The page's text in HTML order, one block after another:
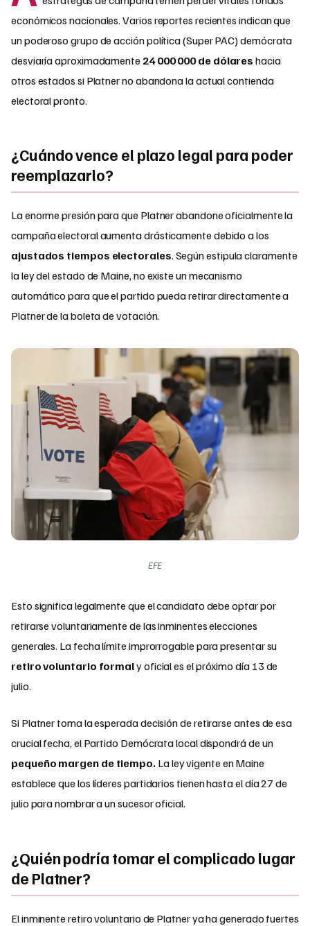
económicos nacionales. Varios reportes recientes indican que
un poderoso grupo de acción política (Super PAC) demócrata
desviaría aproximadamente 24 000 000 de dólares hacia
otros estados si Platner no abandona la actual contienda
electoral pronto.
¿Cuándo vence el plazo legal para poder
reemplazarlo?
La enorme presión para que Platner abandone oficialmente la
campaña electoral aumenta drásticamente debido a los
ajustados tiempos electorales. Según estipula claramente
la ley del estado de Maine, no existe un mecanismo
automático para que el partido pueda retirar directamente a
Platner de la boleta de votación.
EFE
Esto significa legalmente que el candidato debe optar por
retirarse voluntariamente de las inminentes elecciones
generales. La fecha límite improrrogable para presentar su
retiro voluntario formaly oficial es el próximo día 13 de
julio.
Si Platner toma la esperada decisión de retirarse antes de esa
crucial fecha, el Partido Demócrata local dispondrá de un
pequeño margen de tiempo. La ley vigente en Maine
establece que los líderes partidarios tienen hasta el día 27 de
julio para nombrar a un sucesor oficial.
¿Quién podría tomar el complicado lugar
de Platner?
El inminente retiro voluntario de Platner ya ha generado fuertes